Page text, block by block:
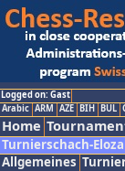
Logged on: Gast
Arabic ARM AZE BIH BUL
Home
Turnierschach-
Allgemeines